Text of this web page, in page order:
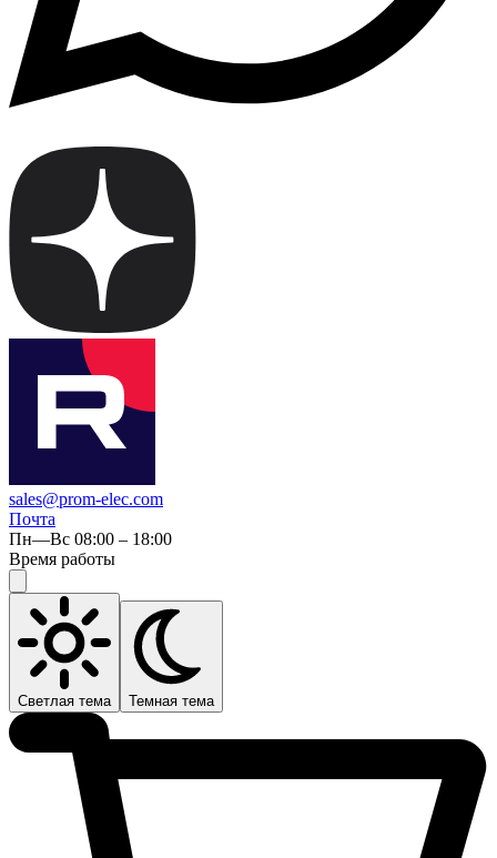
sales@prom-elec.com
Почта
Пн—Вс 08:00 – 18:00
Время работы
Светлая тема Темная тема